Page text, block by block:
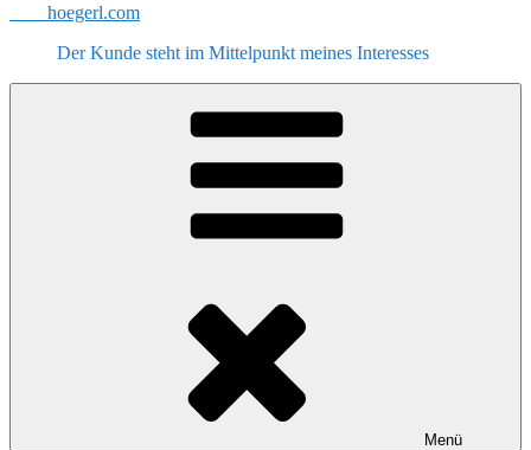
hoegerl.com
Der Kunde steht im Mittelpunkt meines Interesses
Menü